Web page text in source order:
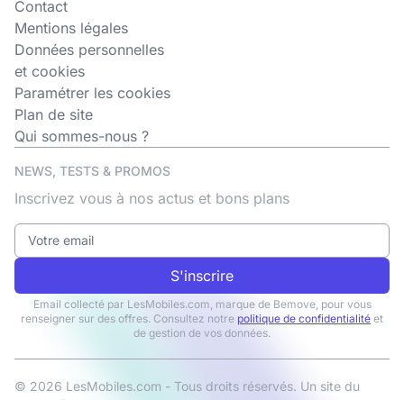
Contact
Mentions légales
Données personnelles
et cookies
Paramétrer les cookies
Plan de site
Qui sommes-nous ?
NEWS, TESTS & PROMOS
Inscrivez vous à nos actus et bons plans
S'inscrire
Email collecté par LesMobiles.com, marque de Bemove, pour vous
renseigner sur des offres. Consultez notre politique de confidentialité et
de gestion de vos données.
© 2026 LesMobiles.com - Tous droits réservés. Un site du